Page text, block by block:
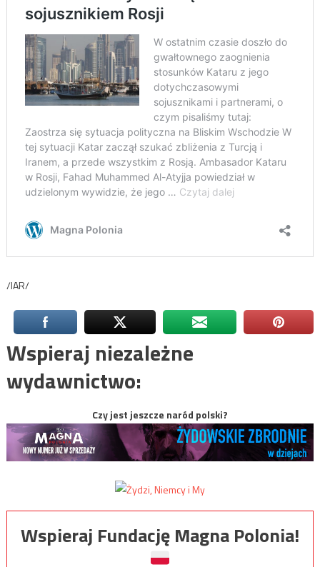
/IAR/
Wspieraj niezależne
wydawnictwo:
Czy jest jeszcze naród polski?
Wspieraj Fundację Magna Polonia!